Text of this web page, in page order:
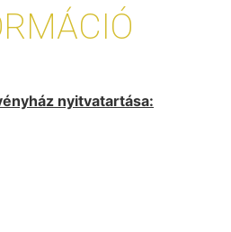
nyitvatartása: